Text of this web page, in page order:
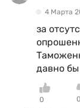
4 Марта
за
давно
0
0